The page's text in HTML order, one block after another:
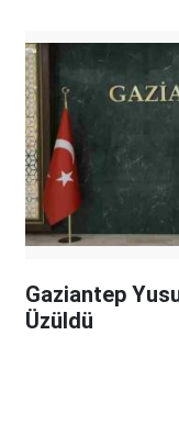
Gaziantep
Üzüldü